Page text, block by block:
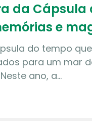
da Cápsula
e
do tempo
para um mar
ano, a…